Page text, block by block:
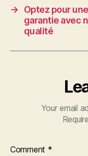
→
Optez pour
garantie avec
qualité
Your email
Comment *